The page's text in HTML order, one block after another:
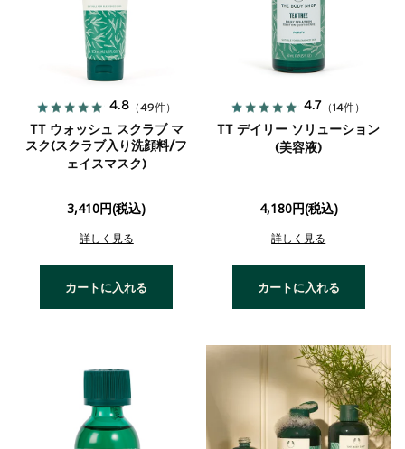
4.8（49件）
TT ウォッシュ スクラブ マ
スク(スクラブ入り洗顔料/フ
ェイスマスク)
3,410円(税込)
詳しく見る
カートに入れる
4.7 （14件）
TT デイリー ソリューション
(美容液)
4,180円(税込)
詳しく見る
カートに入れる